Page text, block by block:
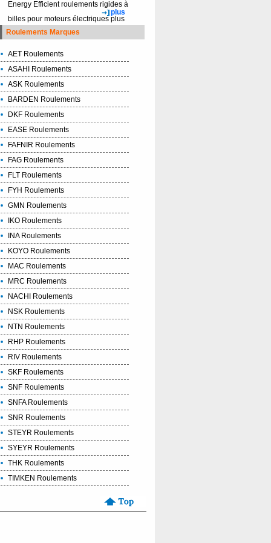
Energy Efficient roulements rigides à
billes pour moteurs électriques plus
plus
Roulements Marques
AET Roulements
ASAHI Roulements
ASK Roulements
BARDEN Roulements
DKF Roulements
EASE Roulements
FAFNIR Roulements
FAG Roulements
FLT Roulements
FYH Roulements
GMN Roulements
IKO Roulements
INA Roulements
KOYO Roulements
MAC Roulements
MRC Roulements
NACHI Roulements
NSK Roulements
NTN Roulements
RHP Roulements
RIV Roulements
SKF Roulements
SNF Roulements
SNFA Roulements
SNR Roulements
STEYR Roulements
SYEYR Roulements
THK Roulements
TIMKEN Roulements